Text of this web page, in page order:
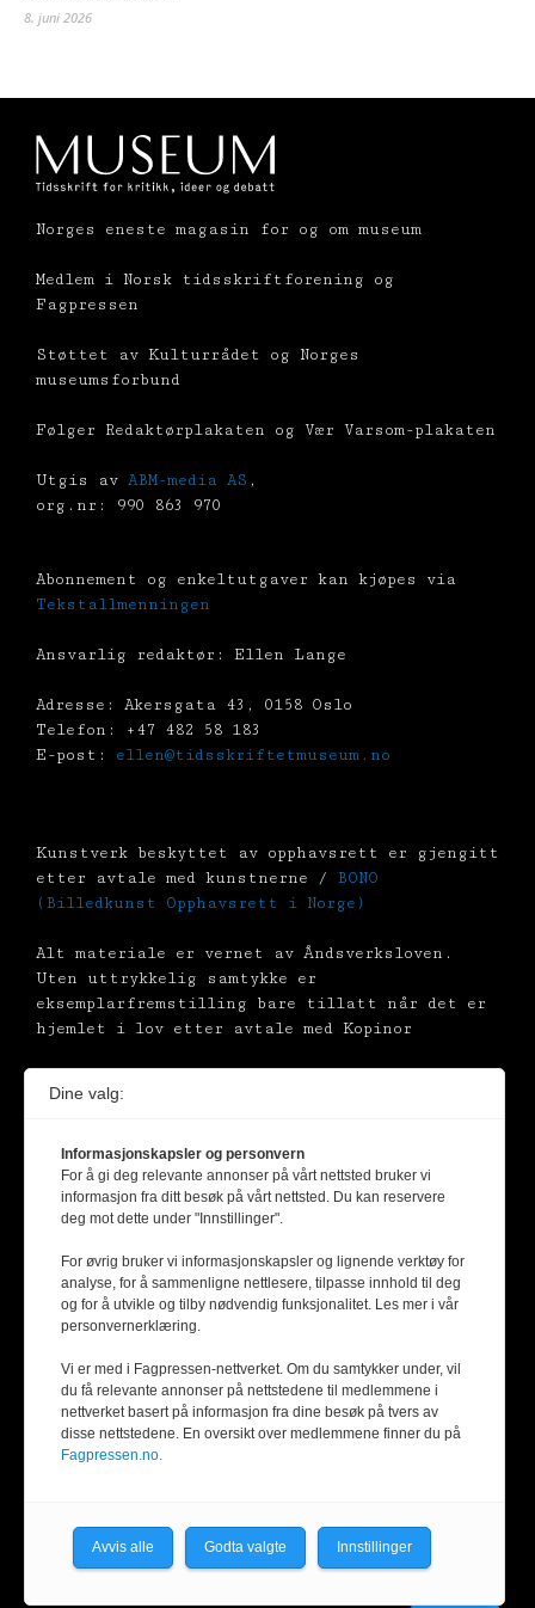
8. juni 2026
Norges eneste magasin for og om museum
Medlem i Norsk tidsskriftforening og
Fagpressen
Støttet av Kulturrådet og Norges
museumsforbund
Følger Redaktørplakaten og Vær Varsom-plakaten
Utgis av ABM-media AS ,
org.nr: 990 863 970
Abonnement og enkeltutgaver kan kjøpes via
Tekstallmenningen
Ansvarlig redaktør: Ellen Lange
Adresse: Akersgata 43, 0158 Oslo
Telefon: +47 482 58 183
E-post: ellen@tidsskriftetmuseum.no
Kunstverk beskyttet av opphavsrett er gjengitt
etter avtale med kunstnerne / BONO
(Billedkunst Opphavsrett i Norge)
Alt materiale er vernet av Åndsverksloven.
Uten uttrykkelig samtykke er
eksemplarfremstilling bare tillatt når det er
hjemlet i lov etter avtale med Kopinor
Dine valg:
Informasjonskapsler og personvern
For å gi deg relevante annonser på vårt nettsted bruker vi
informasjon fra ditt besøk på vårt nettsted. Du kan reservere
deg mot dette under "Innstillinger".
For øvrig bruker vi informasjonskapsler og lignende verktøy for
analyse, for å sammenligne nettlesere, tilpasse innhold til deg
og for å utvikle og tilby nødvendig funksjonalitet. Les mer i vår
personvernerklæring.
Vi er med i Fagpressen-nettverket. Om du samtykker under, vil
du få relevante annonser på nettstedene til medlemmene i
nettverket basert på informasjon fra dine besøk på tvers av
disse nettstedene. En oversikt over medlemmene finner du på
Fagpressen.no.
Avvis alle Godta valgte Innstillinger